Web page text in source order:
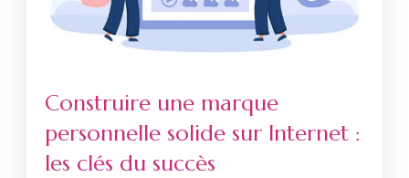
Construire une marque
personnelle solide sur Internet :
les clés du succès